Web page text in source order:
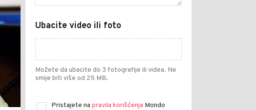
Ubacite video ili foto
Možete da ubacite do 3 fotografije ili videa. Ne
smije biti više od 25 MB.
Pristajete na pravila korišćenja Mondo